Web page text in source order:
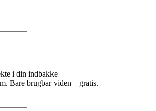
i din indbakke
Bare brugbar viden – gratis.